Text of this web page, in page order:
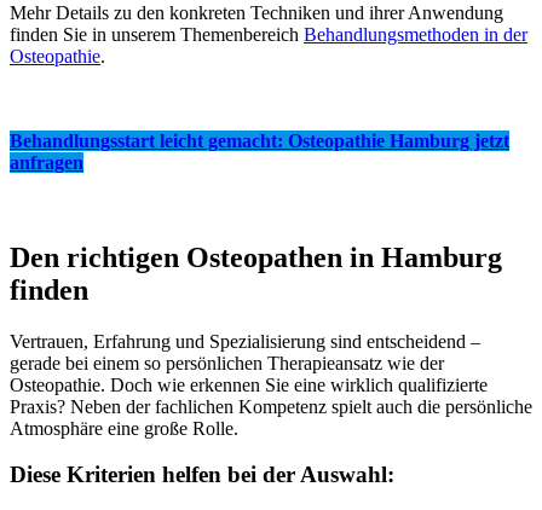
Mehr Details zu den konkreten Techniken und ihrer Anwendung
finden Sie in unserem Themenbereich Behandlungsmethoden in der
Osteopathie.
Behandlungsstart leicht gemacht: Osteopathie Hamburg jetzt
anfragen
Den richtigen Osteopathen in Hamburg
finden
Vertrauen, Erfahrung und Spezialisierung sind entscheidend –
gerade bei einem so persönlichen Therapieansatz wie der
Osteopathie. Doch wie erkennen Sie eine wirklich qualifizierte
Praxis? Neben der fachlichen Kompetenz spielt auch die persönliche
Atmosphäre eine große Rolle.
Diese Kriterien helfen bei der Auswahl: